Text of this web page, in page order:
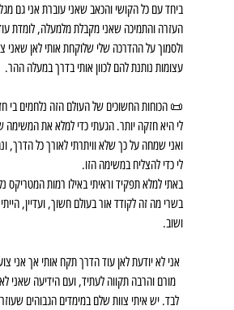
ביחד עם כל הקושי והכאב שאני עוברת אני גם
העזרה והתמיכה שאני מקבלת מלמעלה, לומדת
ולסמוך על ההדרכה שלי שלוקחת אותי לאן שאני
עצומות נותנת להם לכוון אותי בדרך במעלה ההר.
📜 הכוחות החשוכים של העולם הזה נלחמים בי
לי היא חזקה יותר. הגעתי כדי למלא את המשימה
ואני שמחה על כך שלא וויתרתי לאורך כל הדרך,
לי כדי להצליח במשימה הזו.
באתי למלא תפקיד וראיתי באילו רמות המטריקס
בשרי מה זה לקודד אור בעולם חשוך, ועדיין,
ושוב.
מורם והרבה תקווה לעתיד, ועם הידיעה שאני
לבד. יש איתי צוות שלם במימדים הגבוהים